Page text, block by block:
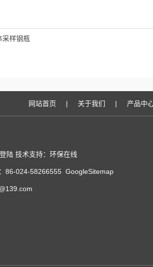
采样钢瓶
网站首页 | 关于我们 | 产品中
陆 技术支持： 环保在线
86-024-58266555 GoogleSitemap